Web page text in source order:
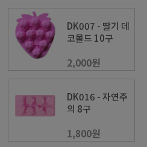
DK007 - 딸기 데
코몰드 10구
2,000원
DK016 - 자연주
의 8구
1,800원